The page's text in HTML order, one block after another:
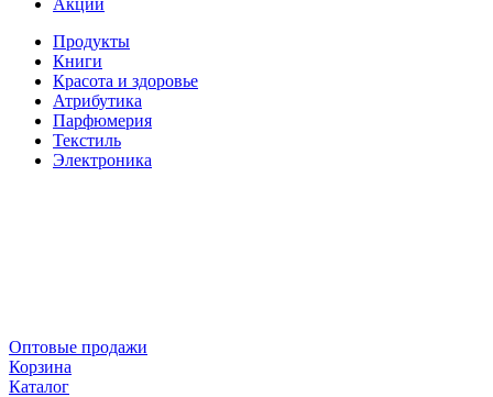
Акции
Продукты
Книги
Красота и здоровье
Атрибутика
Парфюмерия
Текстиль
Электроника
Оптовые продажи
Корзина
Каталог